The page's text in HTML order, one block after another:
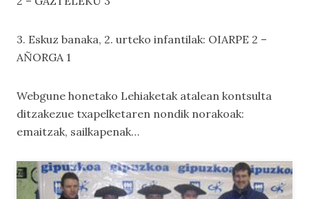
3. Eskuz banaka, 2. urteko infantilak: OIARPE 2 –
AÑORGA 1
Webgune honetako Lehiaketakatalean kontsulta
ditzakezue txapelketaren nondik norakoak:
emaitzak, sailkapenak…